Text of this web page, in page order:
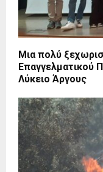
Μια πολύ
Επαγγελματικού
Λύκειο Άργους